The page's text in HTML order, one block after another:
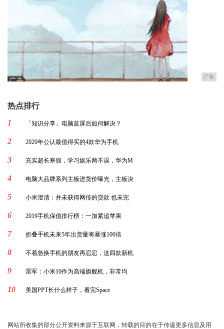
广告
热点排行
1
「知识分享」电脑蓝屏后如何解决？
2 2020年公认最值得买的4款华为手机
3 充实超长寒假，学习娱乐两不误，华为M
4 电脑大品牌系列主板进货价曝光，主板决
5 小米澄清：并未获得网传的贷款 也未完
6 2019手机保值排行榜：一加紧追苹果
7 折叠手机未来5年出货量将暴涨100倍
8 不着急换手机的朋友再忍忍，这四款新机
9 雷军：小米10作为高端旗舰机，非常均
10 美国PPT长什么样子，看完Space
网站所收集的部分公开资料来源于互联网，转载的目的在于传递更多信息及用